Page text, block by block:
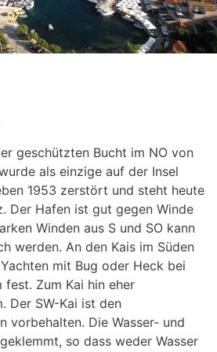
geschützten Bucht im NO von
als einzige auf der Insel
1953 zerstört und steht heute
Der Hafen ist gut gegen Winde
Winden aus S und SO kann
werden. An den Kais im Süden
mit Bug oder Heck bei
Zum Kai hin eher
Der SW-Kai ist den
vorbehalten. Die Wasser- und
so dass weder Wasser